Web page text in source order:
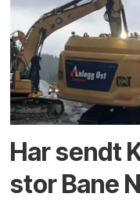
Har sendt
stor Bane